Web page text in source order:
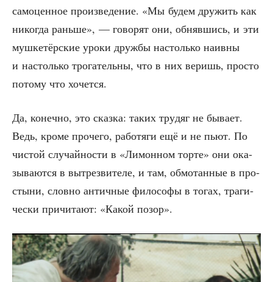
само­цен­ное про­из­ве­де­ние. «Мы будем дру­жить как
нико­гда рань­ше», — гово­рят они, обняв­шись, и эти
муш­ке­тёр­ские уро­ки друж­бы настоль­ко наив­ны
и настоль­ко тро­га­тель­ны, что в них веришь, про­сто
пото­му что хочется.
Да, конеч­но, это сказ­ка: таких тру­дяг не быва­ет.
Ведь, кро­ме про­че­го, рабо­тя­ги ещё и не пьют. По
чистой слу­чай­но­сти в «Лимон­ном тор­те» они ока­
зы­ва­ют­ся в вытрез­ви­те­ле, и там, обмо­тан­ные в про­
сты­ни, слов­но антич­ные фило­со­фы в тогах, тра­ги­
че­ски при­чи­та­ют: «Какой позор».